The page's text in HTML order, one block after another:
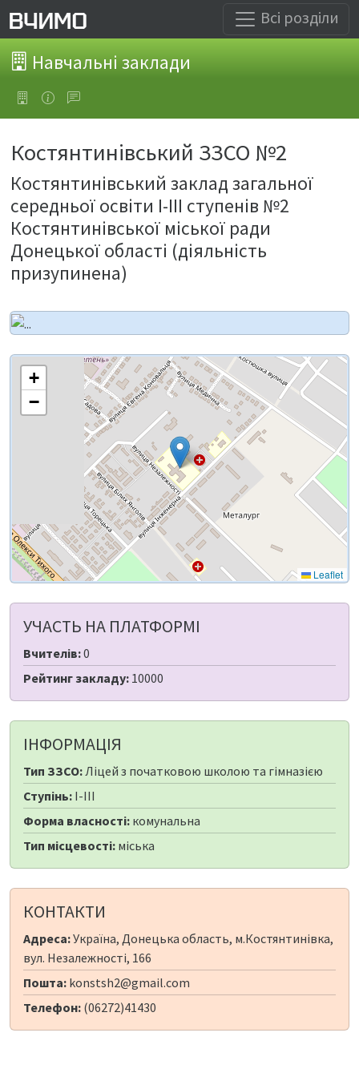
Всі розділи
Навчальні заклади
Костянтинівський ЗЗСО №2
Костянтинівський заклад загальної
середньої освіти І-ІІІ ступенів №2
Костянтинівської міської ради
Донецької області (діяльність
призупинена)
+
−
Leaflet
УЧАСТЬ НА ПЛАТФОРМІ
Вчителів:0
Рейтинг закладу: 10000
ІНФОРМАЦІЯ
Тип ЗЗСО:Ліцей з початковою школою та гімназією
Ступінь: I-III
Форма власності: комунальна
Тип місцевості: міська
КОНТАКТИ
Адреса:Україна, Донецька область, м.Костянтинівка,
вул. Незалежності, 166
Пошта: konstsh2@gmail.com
Телефон: (06272)41430